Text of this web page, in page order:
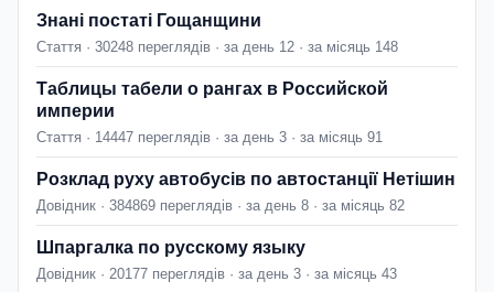
Знані постаті Гощанщини
Стаття · 30248 переглядів · за день 12 · за місяць 148
Таблицы табели о рангах в Российской
империи
Стаття · 14447 переглядів · за день 3 · за місяць 91
Розклад руху автобусів по автостанції Нетішин
Довідник · 384869 переглядів · за день 8 · за місяць 82
Шпаргалка по русскому языку
Довідник · 20177 переглядів · за день 3 · за місяць 43